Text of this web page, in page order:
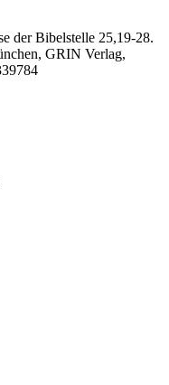
der Bibelstelle 25,19-28.
GRIN Verlag,